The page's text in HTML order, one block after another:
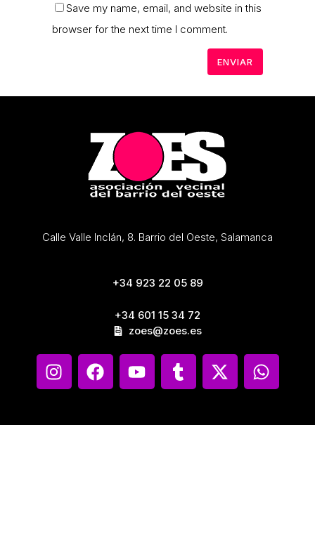
Save my name, email, and website in this
browser for the next time I comment.
Calle Valle Inclán, 8. Barrio del Oeste, Salamanca
+34 923 22 05 89
+34 601 15 34 72
zoes@zoes.es